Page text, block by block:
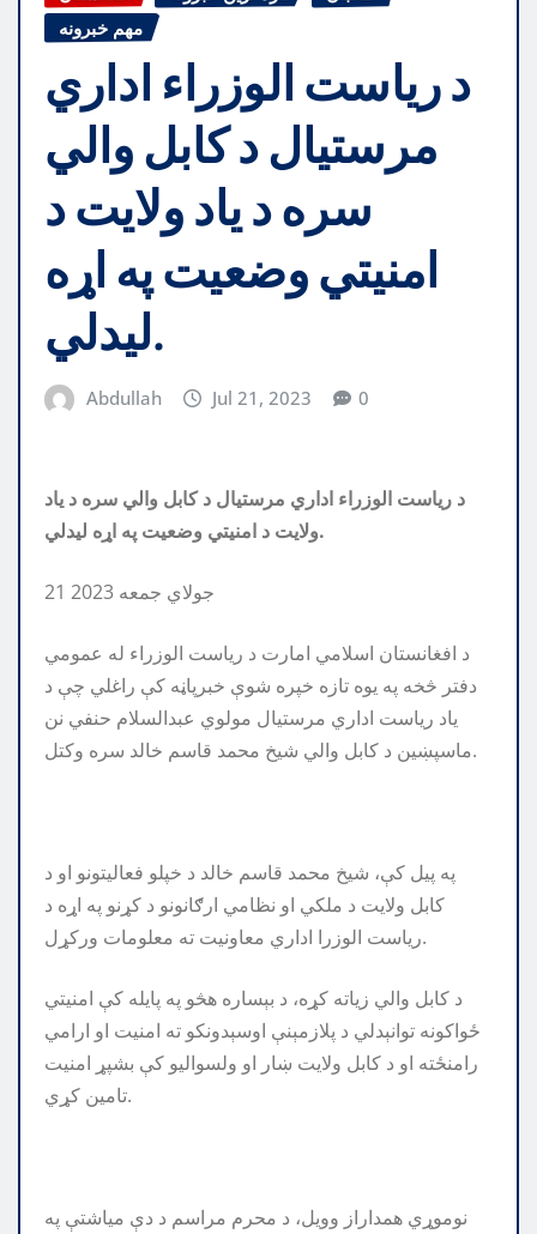
مهم خبرونه
د ریاست الوزراء اداري
مرستیال د کابل والي
سره د یاد ولایت د
امنیتي وضعیت په اړه
لیدلي.
Abdullah Jul 21, 2023 0
د ریاست الوزراء اداري مرستیال د کابل والي سره د یاد
ولایت د امنیتي وضعیت په اړه لیدلي.
21 جولاي جمعه 2023
د افغانستان اسلامي امارت د ریاست الوزراء له عمومي
دفتر څخه په یوه تازه خپره شوې خبرپاڼه کې راغلي چې د
یاد ریاست اداري مرستيال مولوي عبدالسلام حنفي نن
ماسپښين د کابل والي شيخ محمد قاسم خالد سره وکتل.
په پيل کې، شيخ محمد قاسم خالد د خپلو فعاليتونو او د
کابل ولايت د ملکي او نظامي ارګانونو د کړنو په اړه د
رياست الوزرا اداري معاونیت ته معلومات ورکړل.
د کابل والي زياته کړه، د بېساره هڅو په پايله کې امنيتي
ځواکونه توانېدلي د پلازمېنې اوسېدونکو ته امنيت او ارامي
رامنځته او د کابل ولايت ښار او ولسواليو کې بشپړ امنيت
تامين کړي.
نوموړي همداراز وويل، د محرم مراسم د دې مياشتې په